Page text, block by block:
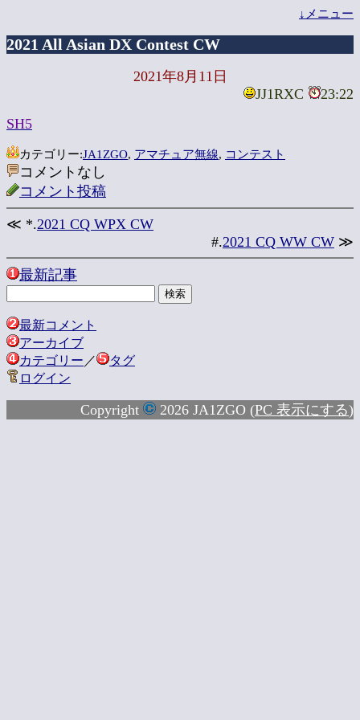
↓メニュー
2021 All Asian DX Contest CW
2021年8月11日
JJ1RXC
23:22
SH5
カテゴリー:JA1ZGO, アマチュア無線, コンテスト
コメントなし
コメント投稿
≪ *.2021 CQ WPX CW
#.2021 CQ WW CW ≫
最新記事
最新コメント
アーカイブ
カテゴリー ／
タグ
ログイン
Copyright 2026 JA1ZGO (PC 表示にする)